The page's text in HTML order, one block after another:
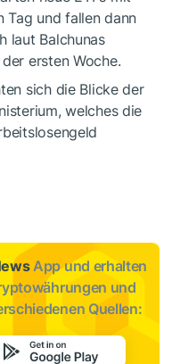
Tag und fallen dann
laut Balchunas
ersten Woche.
sich die Blicke der
welches die
App und erhalten
und
Quellen: